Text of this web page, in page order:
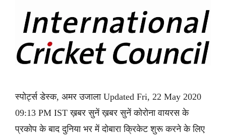
स्पोर्ट्स डेस्क, अमर उजाला Updated Fri, 22 May 2020
09:13 PM IST ख़बर सुनें ख़बर सुनें कोरोना वायरस के
प्रकोप के बाद दुनिया भर में दोबारा क्रिकेट शुरू करने के लिए